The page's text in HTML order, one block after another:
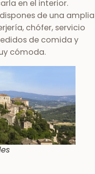
en el interior.
de una amplia
chófer, servicio
de comida y
cómoda.